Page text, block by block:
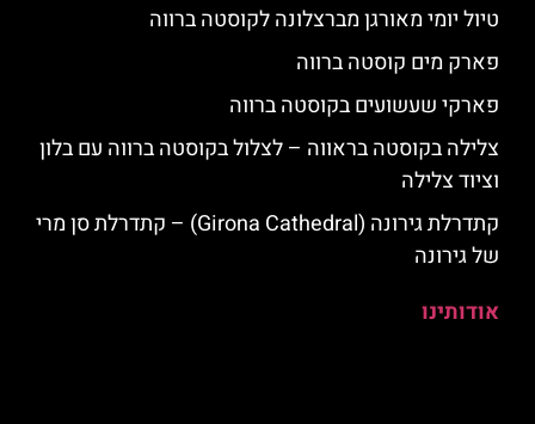
טיול יומי מאורגן מברצלונה לקוסטה ברווה
פארק מים קוסטה ברווה
פארקי שעשועים בקוסטה ברווה
צלילה בקוסטה בראווה – לצלול בקוסטה ברווה עם בלון
וציוד צלילה
קתדרלת גירונה (Girona Cathedral) – קתדרלת סן מרי
של גירונה
אודותינו